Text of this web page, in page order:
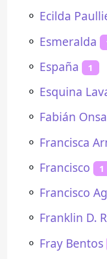
⚬ Ecilda
⚬ Esmeralda
⚬ España 1
⚬ Esquina
⚬ Fabián
⚬ Francisca
⚬ Francisco 1
⚬ Francisco
⚬ Franklin D.
⚬ Fray Bentos